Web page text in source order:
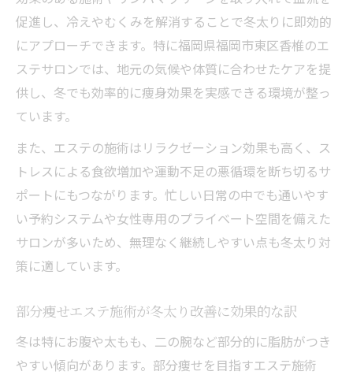
促進し、冷えやむくみを解消することで冬太りに即効的
にアプローチできます。特に福岡県福岡市東区香椎のエ
ステサロンでは、地元の気候や体質に合わせたケアを提
供し、冬でも効率的に痩身効果を実感できる環境が整っ
ています。
また、エステの施術はリラクゼーション効果も高く、ス
トレスによる食欲増加や運動不足の悪循環を断ち切るサ
ポートにもつながります。忙しい日常の中でも通いやす
い予約システムや女性専用のプライベート空間を備えた
サロンが多いため、無理なく継続しやすい点も冬太り対
策に適しています。
部分痩せエステ施術が冬太り改善に効果的な訳
冬は特にお腹や太もも、二の腕など部分的に脂肪がつき
やすい傾向があります。部分痩せを目指すエステ施術